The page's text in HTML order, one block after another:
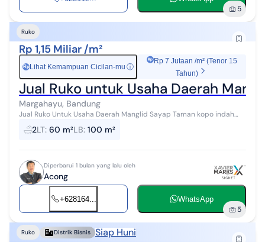
5
Ruko
Rp 1,15 Miliar /m²
Rp Lihat Kemampuan Cicilan-mu ⓘ
Rp 7 Jutaan /m² (Tenor 15
Tahun)
Jual Ruko untuk Usaha Daerah
Margahayu, Bandung
Jual Ruko Untuk Usaha Daerah Manglid Sayap Taman kopo indah
Luas tanah. : 60 m2 Luas bangunan : 100 m2 Lebar muka. : 5 m
Lantai. ...
2LT: 60 m²LB: 100 m²
Diperbarui 1 bulan yang lalu oleh
Acong
+628164... WhatsApp
5
Ruko Distrik Bisnis Siap Huni